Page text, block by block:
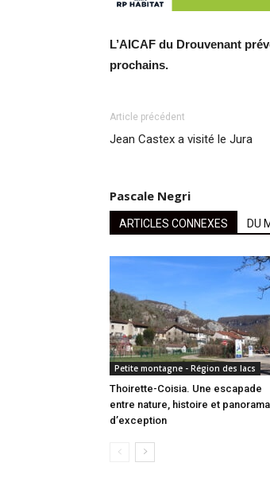
L’AICAF du Drouvenant
prochains.
Article précédent
Jean Castex a visité le Jura
Pascale Negri
ARTICLES CONNEXES DU
Petite montagne - Région des lacs
Thoirette-Coisia. Une escapade
entre nature, histoire et
d’exception